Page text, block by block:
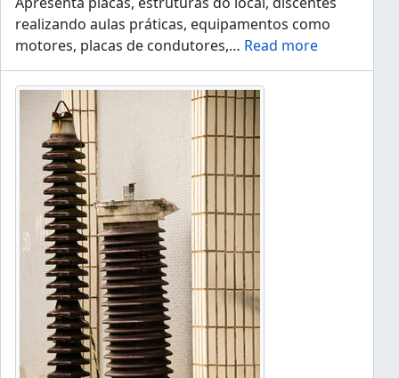
realizando aulas práticas, equipamentos como
motores, placas de condutores,… Read more